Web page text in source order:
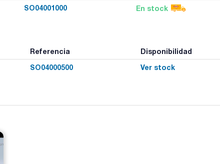
SO04001000 En stock
Referencia Disponibilidad
SO04000500 Ver stock